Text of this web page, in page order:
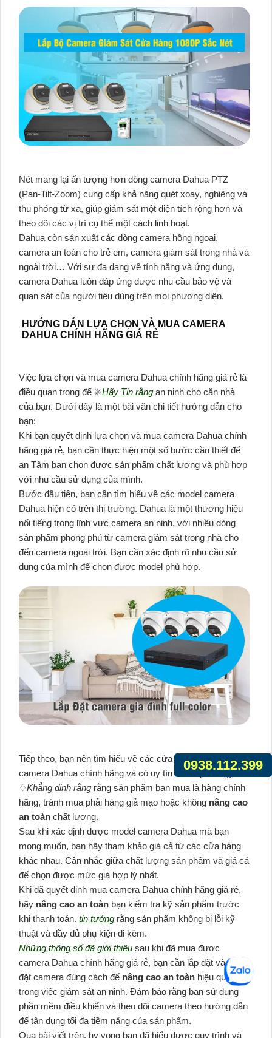
Nét mang lại ấn tượng hơn dòng camera Dahua PTZ
(Pan-Tilt-Zoom) cung cấp khả năng quét xoay, nghiêng và
thu phóng từ xa, giúp giám sát một diện tích rộng hơn và
theo dõi các vị trí cụ thể một cách linh hoạt.
Dahua còn sản xuất các dòng camera hồng ngoại,
camera an toàn cho trẻ em, camera giám sát trong nhà và
ngoài trời… Với sự đa dạng về tính năng và ứng dụng,
camera Dahua luôn đáp ứng được nhu cầu bảo vệ và
quan sát của người tiêu dùng trên mọi phương diện.
HƯỚNG DẪN LỰA CHỌN VÀ MUA CAMERA
DAHUA CHÍNH HÃNG GIÁ RẺ
Việc lựa chọn và mua camera Dahua chính hãng giá rẻ là
điều quan trọng để ❈Hãy Tin rằng an ninh cho căn nhà
của bạn. Dưới đây là một bài văn chi tiết hướng dẫn cho
bạn:
Khi bạn quyết định lựa chọn và mua camera Dahua chính
hãng giá rẻ, bạn cần thực hiện một số bước cần thiết để
an Tâm bạn chọn được sản phẩm chất lượng và phù hợp
với nhu cầu sử dụng của mình.
Bước đầu tiên, bạn cần tìm hiểu về các model camera
Dahua hiện có trên thị trường. Dahua là một thương hiệu
nổi tiếng trong lĩnh vực camera an ninh, với nhiều dòng
sản phẩm phong phú từ camera giám sát trong nhà cho
đến camera ngoài trời. Bạn cần xác định rõ nhu cầu sử
dụng của mình để chọn được model phù hợp.
Tiếp theo, bạn nên tìm hiểu về các cửa hàng cung cấp
camera Dahua chính hãng và có uy tín trên thị trường.
♢Khẳng định rằng rằng sản phẩm bạn mua là hàng chính
hãng, tránh mua phải hàng giả mạo hoặc không nâng cao
an toàn chất lượng.
Sau khi xác định được model camera Dahua mà bạn
mong muốn, bạn hãy tham khảo giá cả từ các cửa hàng
khác nhau. Cân nhắc giữa chất lượng sản phẩm và giá cả
để chọn được mức giá hợp lý nhất.
Khi đã quyết định mua camera Dahua chính hãng giá rẻ,
hãy nâng cao an toàn bạn kiểm tra kỹ sản phẩm trước
khi thanh toán. tin tưởng rằng sản phẩm không bị lỗi kỹ
thuật và đầy đủ phụ kiện đi kèm.
Những thông số đã giới thiệu sau khi đã mua được
camera Dahua chính hãng giá rẻ, bạn cần lắp đặt và cài
đặt camera đúng cách để nâng cao an toàn hiệu quả
trong việc giám sát an ninh. Đảm bảo rằng bạn sử dụng
phần mềm điều khiển và theo dõi camera theo hướng dẫn
để tận dụng tối đa tiềm năng của sản phẩm.
Qua bài viết trên, hy vọng bạn đã hiểu được quy trình và
0938.112.399